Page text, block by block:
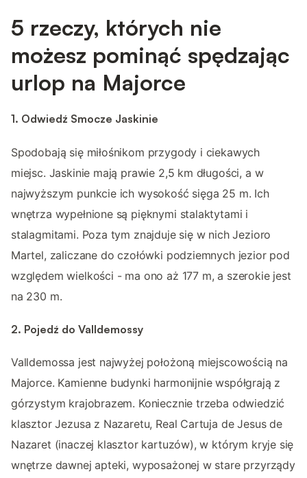
5 rzeczy, których nie
możesz pominąć spędzając
urlop na Majorce
1. Odwiedź Smocze Jaskinie
Spodobają się miłośnikom przygody i ciekawych
miejsc. Jaskinie mają prawie 2,5 km długości, a w
najwyższym punkcie ich wysokość sięga 25 m. Ich
wnętrza wypełnione są pięknymi stalaktytami i
stalagmitami. Poza tym znajduje się w nich Jezioro
Martel, zaliczane do czołówki podziemnych jezior pod
względem wielkości - ma ono aż 177 m, a szerokie jest
na 230 m.
2. Pojedź do Valldemossy
Valldemossa jest najwyżej położoną miejscowością na
Majorce. Kamienne budynki harmonijnie współgrają z
górzystym krajobrazem. Koniecznie trzeba odwiedzić
klasztor Jezusa z Nazaretu, Real Cartuja de Jesus de
Nazaret (inaczej klasztor kartuzów), w którym kryje się
wnętrze dawnej apteki, wyposażonej w stare przyrządy